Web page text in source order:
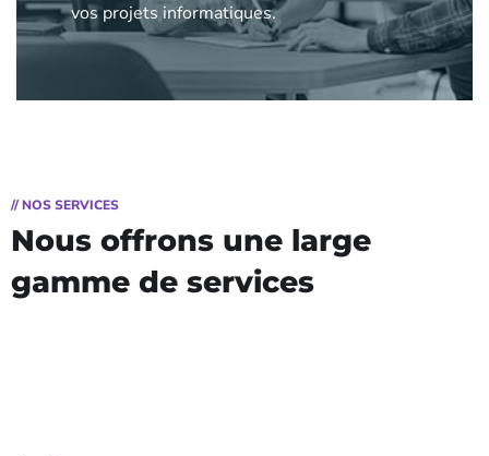
vos projets informatiques.
// NOS SERVICES
Nous offrons une large
gamme de services